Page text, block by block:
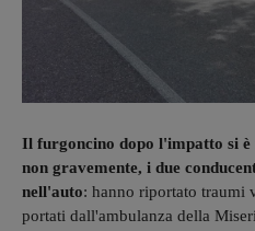
Il furgoncino dopo l'impatto si
non gravemente, i due
nell'auto: hanno riportato traumi
portati dall'ambulanza della